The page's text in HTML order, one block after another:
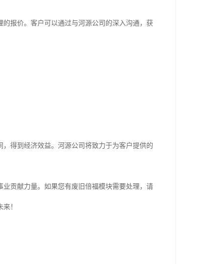
报价。客户可以通过与河源公司的深入沟通，获
得到经济效益。河源公司将致力于为客户提供的
贡献力量。如果您有废旧倍福模块需要处理，请
！